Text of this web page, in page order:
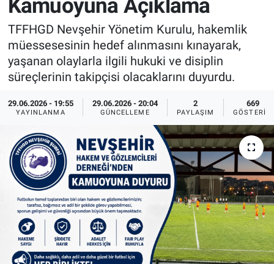
Kamuoyuna Açıklama
TFFHGD Nevşehir Yönetim Kurulu, hakemlik
müessesesinin hedef alınmasını kınayarak,
yaşanan olaylarla ilgili hukuki ve disiplin
süreçlerinin takipçisi olacaklarını duyurdu.
29.06.2026 - 19:55
YAYINLANMA
29.06.2026 - 20:04
GÜNCELLEME
2
PAYLAŞIM
669
GÖSTERIM
Sağlık
Yerel
Genel
Asayiş
İlan - Duyuru- Mesaj
Türkiye Gündemi
Sizden Gelenler
Yaşam
Sağlık
Eğitim
Kültür
3.Sayfa
İlan - Duyuru- Mesaj
Türkiye Gündemi
Sizden Gelenler